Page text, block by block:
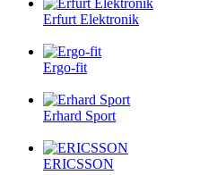
Erfurt Elektronik
Ergo-fit
Erhard Sport
ERICSSON